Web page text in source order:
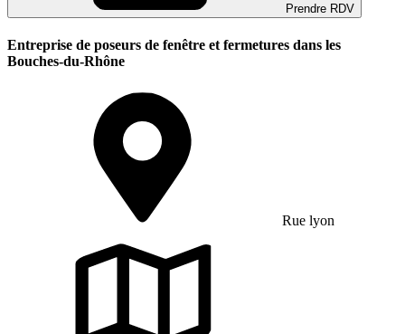
Prendre RDV
Entreprise de poseurs de fenêtre et fermetures dans les
Bouches-du-Rhône
Rue lyon